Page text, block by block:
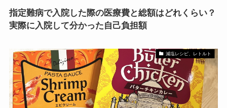
指定難病で入院した際の医療費と総額はどれくらい？
実際に入院して分かった自己負担額
減塩レシピ、レトルト